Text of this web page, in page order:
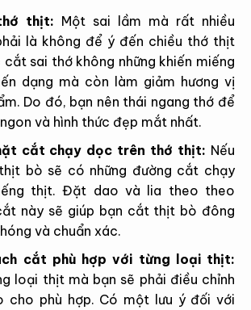
thịt: Một sai lầm mà rất nhiều
là không để ý đến chiều thớ thịt
sai thớ không những khiến miếng
dạng mà còn làm giảm hương vị
Do đó, bạn nên thái ngang thớ để
và hình thức đẹp mắt nhất.
cắt chạy dọc trên thớ thịt: Nếu
bò sẽ có những đường cắt chạy
thịt. Đặt dao và lia theo theo
này sẽ giúp bạn cắt thịt bò đông
và chuẩn xác.
cắt phù hợp với từng loại thịt:
loại thịt mà bạn sẽ phải điều chỉnh
cho phù hợp. Có một lưu ý đối với